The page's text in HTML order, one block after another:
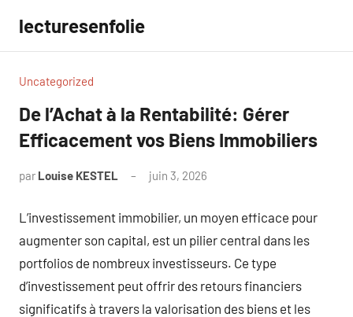
contenu
lecturesenfolie
Uncategorized
De l’Achat à la Rentabilité: Gérer
Efficacement vos Biens Immobiliers
par Louise KESTEL juin 3, 2026
L’investissement immobilier, un moyen efficace pour
augmenter son capital, est un pilier central dans les
portfolios de nombreux investisseurs. Ce type
d’investissement peut offrir des retours financiers
significatifs à travers la valorisation des biens et les